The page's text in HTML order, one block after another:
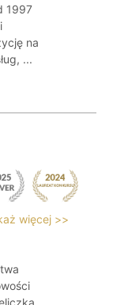
1997
na
...
więcej >>